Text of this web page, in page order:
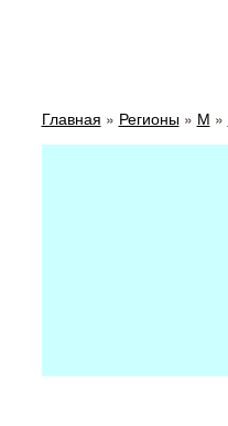
Главная » Регионы» М »